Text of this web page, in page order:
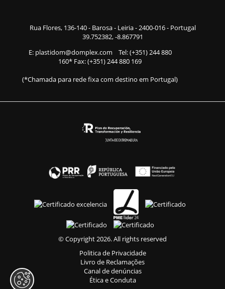
Rua Flores, 136-140- Barosa - Leiria - 2400-016 - Portugal
39.752382, -8.867791
E: plastidom@domplex.com Tel:(+351) 244 880
160* Fax: (+351) 244 880 169
(*Chamada para rede fixa com destino em Portugal)
© Copyright 2026. All rights reserved
Politica de Privacidade
Livro de Reclamações
Canal de denúncias
Ética e Conduta